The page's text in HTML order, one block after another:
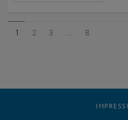
Seite 1 von 8
1 Seite 2 von 8
2 Seite 3 von 8
3 Seite 8 von 8
8